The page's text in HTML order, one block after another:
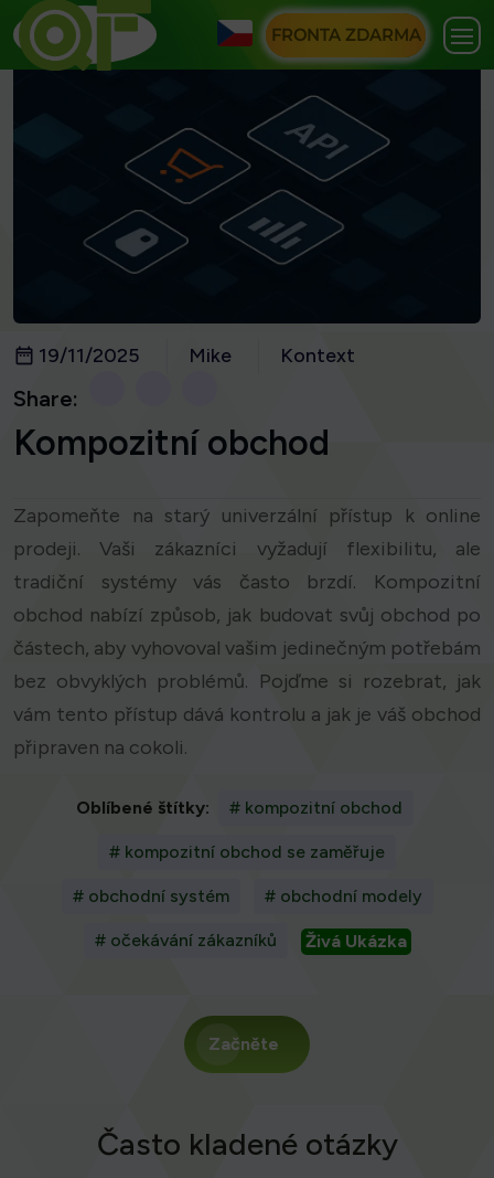
FRONTA ZDARMA
19/11/2025 Mike Kontext
Share:
Kompozitní obchod
Zapomeňte na starý univerzální přístup k online
prodeji. Vaši zákazníci vyžadují flexibilitu, ale
tradiční systémy vás často brzdí. Kompozitní
obchod nabízí způsob, jak budovat svůj obchod po
částech, aby vyhovoval vašim jedinečným potřebám
bez obvyklých problémů. Pojďme si rozebrat, jak
vám tento přístup dává kontrolu a jak je váš obchod
připraven na cokoli.
Oblíbené štítky: # kompozitní obchod
# kompozitní obchod se zaměřuje
# obchodní systém # obchodní modely
# očekávání zákazníků Živá Ukázka
Začněte
Často kladené otázky